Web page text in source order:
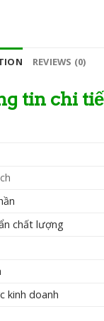
REVIEWS (0)
tin chi
chất lượng
kinh doanh